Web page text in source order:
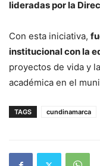
lideradas por la
Con esta iniciativa,
institucional con la
proyectos de vida y
académica en el
TAGS cundinamarca